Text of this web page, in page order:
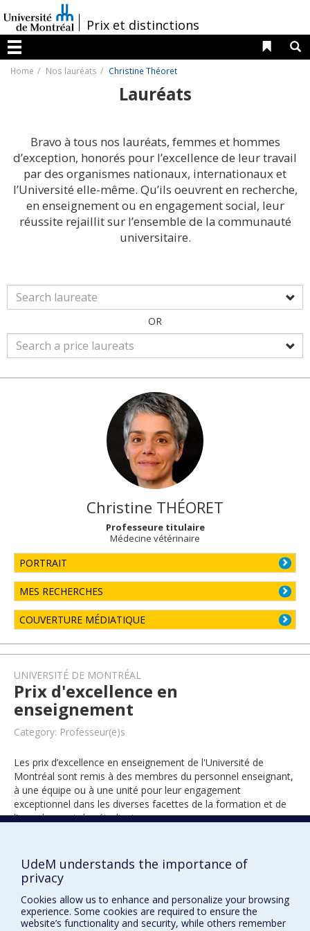
au
contenu
/Prix et distinctions
Menu
Liens
Home Nos lauréats Christine Théoret
Lauréats
Bravo à tous nos lauréats, femmes et hommes
d’exception, honorés pour l’excellence de leur travail
par des organismes nationaux, internationaux et
l’Université elle-même. Qu’ils oeuvrent en recherche,
en enseignement ou en engagement social, leur
réussite rejaillit sur l’ensemble de la communauté
universitaire.
OR
Christine THÉORET
Professeure titulaire
Médecine vétérinaire
PORTRAIT
MES RECHERCHES
COUVERTURE MÉDIATIQUE
UNIVERSITÉ DE MONTRÉAL
Prix d'excellence en
enseignement
Category: Professeur(e)s
Les prix d’excellence en enseignement de l'Université de
Montréal sont remis à des membres du personnel enseignant,
à une équipe ou à une unité pour leur engagement
exceptionnel dans les diverses facettes de la formation et de
l’encadrement des étudiants.
UdeM understands the importance of
privacy
Cookies allow us to enhance and personalize your browsing
experience. Some cookies are required to ensure the
website’s functionality and security, while others remember